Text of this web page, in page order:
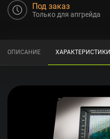
Под заказ
Только для апгрейда
ОПИСАНИЕ ХАРАКТЕРИСТИКИ